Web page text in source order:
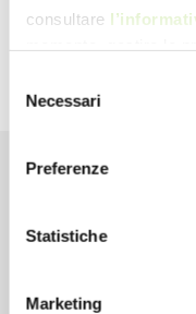
consultare
delNecessari
Preferenze
Statistiche
Marketing
VAI ALLA
LE